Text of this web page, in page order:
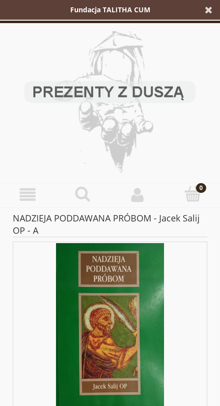
Fundacja TALITHA CUM
NADZIEJA PODDAWANA PRÓBOM - Jacek Salij
OP - A